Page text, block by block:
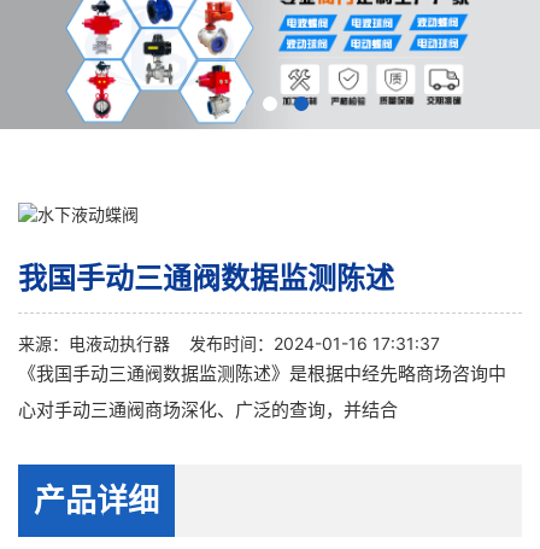
我国手动三通阀数据监测陈述
来源： 电液动执行器 发布时间：2024-01-16 17:31:37
《我国手动三通阀数据监测陈述》是根据中经先略商场咨询中
心对手动三通阀商场深化、广泛的查询，并结合
产品详细